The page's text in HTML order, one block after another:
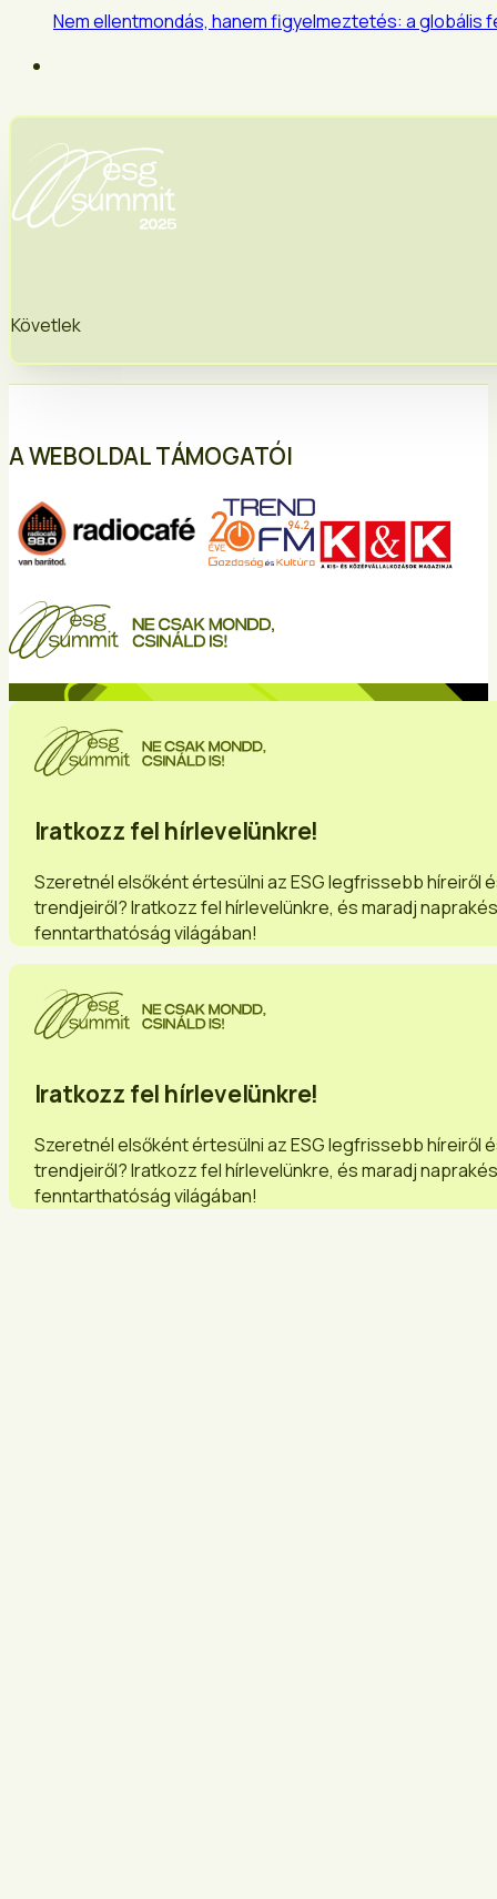
Nem ellentmondás, hanem figyelmeztetés: a globális
Követlek
A WEBOLDAL TÁMOGATÓI
Iratkozz fel hírlevelünkre!
Szeretnél elsőként értesülni az ESG legfrissebb híreiről
trendjeiről? Iratkozz fel hírlevelünkre, és maradj
fenntarthatóság világában!
Iratkozz fel hírlevelünkre!
Szeretnél elsőként értesülni az ESG legfrissebb híreiről
trendjeiről? Iratkozz fel hírlevelünkre, és maradj
fenntarthatóság világában!